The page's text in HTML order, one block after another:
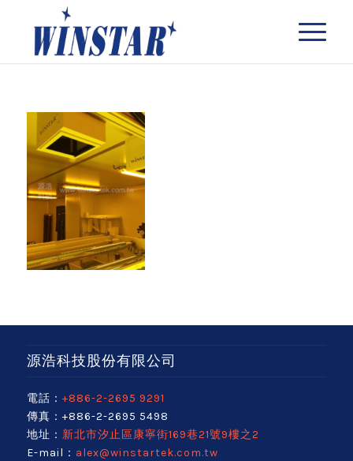
源浩科技股份有限公司
電話： +886-2-2695 9291
傳真：+886-2-2695 5498
地址： 新北市汐止區康寧街169巷21號9樓之2
E-mail： alex@winstartek.com.tw